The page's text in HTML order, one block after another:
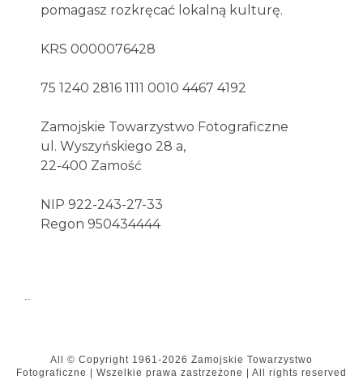
pomagasz rozkręcać lokalną kulturę.
KRS 0000076428
75 1240 2816 1111 0010 4467 4192
Zamojskie Towarzystwo Fotograficzne
ul. Wyszyńskiego 28 a,
22-400 Zamość
NIP 922-243-27-33
Regon 950434444
..
All © Copyright 1961-2026 Zamojskie Towarzystwo
Fotograficzne
Wszelkie prawa zastrzeżone | All rights reserved